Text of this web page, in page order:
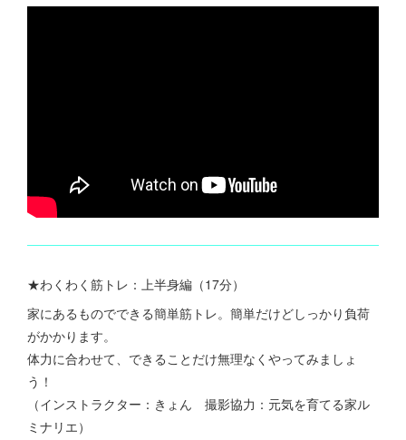
★わくわく筋トレ：上半身編（17分）
家にあるものでできる簡単筋トレ。簡単だけどしっかり負荷
がかかります。
体力に合わせて、できることだけ無理なくやってみましょ
う！
（インストラクター：きょん 撮影協力：元気を育てる家ル
ミナリエ）